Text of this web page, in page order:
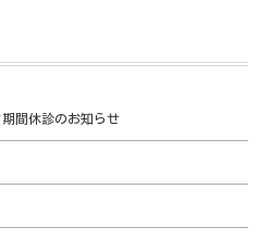
間休診のお知らせ